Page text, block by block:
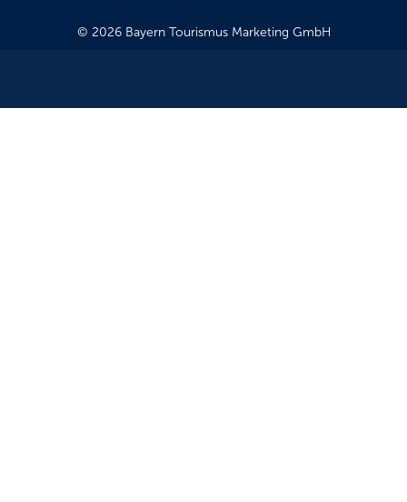
© 2026 Bayern Tourismus Marketing GmbH